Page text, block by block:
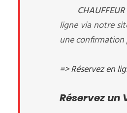
ligne via notre
une confirmation
=> Réservez en
Réservez un